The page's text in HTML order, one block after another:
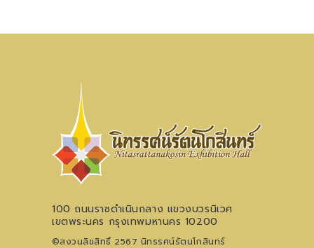
100 ถนนราชดำเนินกลาง แขวงบวรนิเวศ
เขตพระนคร กรุงเทพมหานคร 10200
©สงวนลิขสิทธิ์ 2567 นิทรรศน์รัตนโกสินทร์